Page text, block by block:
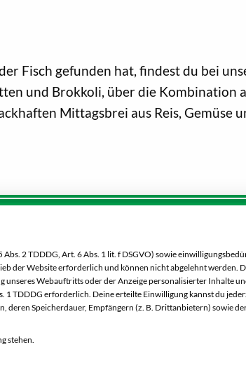
Fisch gefunden hat, findest du bei
und Brokkoli, über die Kombination
Mittagsbrei aus Reis, Gemüse
MARKTKAUF Bautzen
Niederkainaer Straße 14
02625 Bautzen
Telefon:03591 6280
2 TDDDG, Art. 6 Abs. 1 lit. f DSGVO) sowie
der Website erforderlich und können nicht abgelehnt werden.
Webauftritts oder der Anzeige personalisierter Inhalte
1 TDDDG erforderlich. Deine erteilte Einwilligung kannst du
Speicherdauer, Empfängern (z. B. Drittanbietern) sowie
stehen.